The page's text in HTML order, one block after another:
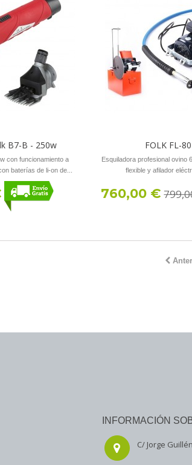
B7-B - 250w
con funcionamiento a
baterías de li-on de...
FOLK FL-
Esquiladora profesional ovino
flexible y afilador
760,00 €
INFORMACIÓN
C/ Jorge